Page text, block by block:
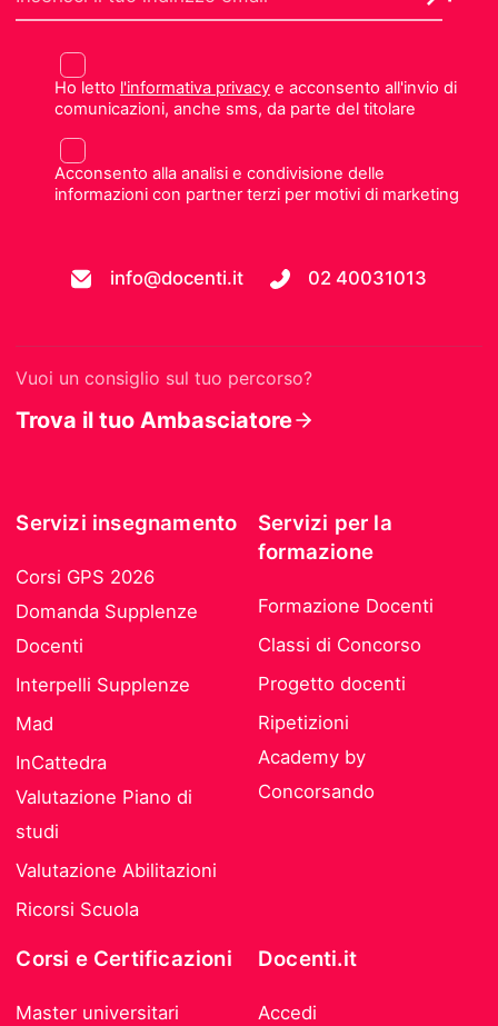
Ho letto l'informativa privacye acconsento all'invio di
comunicazioni, anche sms, da parte del titolare
Acconsento alla analisi e condivisione delle
informazioni con partner terzi per motivi di marketing
info@docenti.it 02 40031013
Vuoi un consiglio sul tuo percorso?
Trova il tuo Ambasciatore
Servizi insegnamento
Corsi GPS 2026
Domanda Supplenze
Docenti
Interpelli Supplenze
Mad
InCattedra
Valutazione Piano di
studi
Valutazione Abilitazioni
Ricorsi Scuola
Servizi per la
formazione
Formazione Docenti
Classi di Concorso
Progetto docenti
Ripetizioni
Academy by
Concorsando
Corsi e Certificazioni
Master universitari
Docenti.it
Accedi